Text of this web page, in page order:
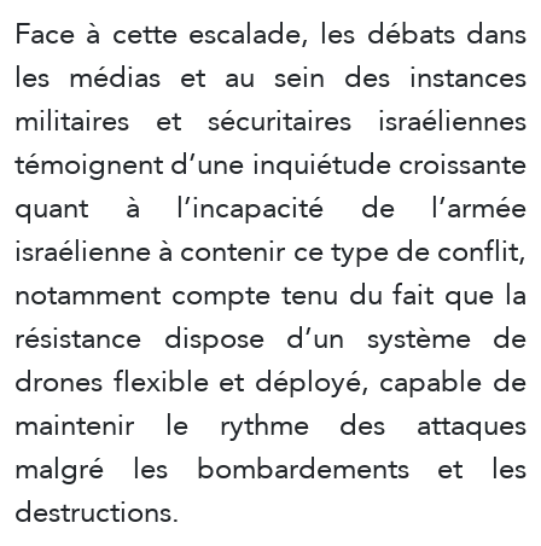
Face à cette escalade, les débats dans
les médias et au sein des instances
militaires et sécuritaires israéliennes
témoignent d’une inquiétude croissante
quant à l’incapacité de l’armée
israélienne à contenir ce type de conflit,
notamment compte tenu du fait que la
résistance dispose d’un système de
drones flexible et déployé, capable de
maintenir le rythme des attaques
malgré les bombardements et les
destructions.